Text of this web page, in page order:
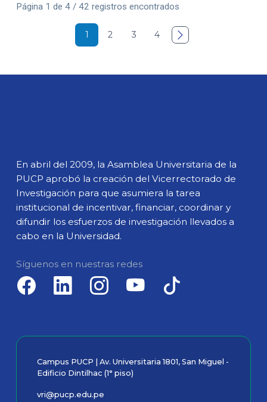
Página 1 de 4 / 42 registros encontrados
1 2 3 4 
En abril del 2009, la Asamblea Universitaria de la
PUCP aprobó la creación del Vicerrectorado de
Investigación para que asumiera la tarea
institucional de incentivar, financiar, coordinar y
difundir los esfuerzos de investigación llevados a
cabo en la Universidad.
Síguenos en nuestras redes
Campus PUCP | Av. Universitaria 1801, San Miguel -
Edificio Dintilhac (1° piso)
vri@pucp.edu.pe